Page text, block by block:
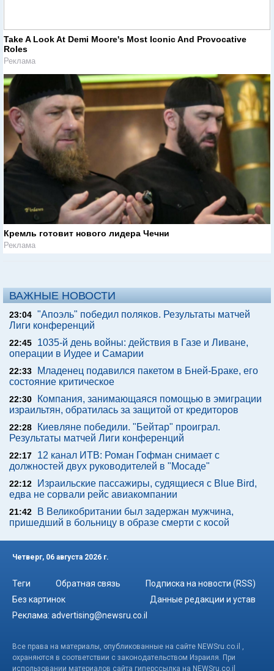
Take A Look At Demi Moore's Most Iconic And Provocative
Roles
Реклама
Кремль готовит нового лидера Чечни
Реклама
ВАЖНЫЕ НОВОСТИ
23:04 "Апоэль" победил поляков. Результаты матчей
Лиги конференций
22:45
1035-й день войны: действия в Газе и Ливане,
операции в Иудее и Самарии
22:33
Младенец подавился пакетом в Бней-Браке, его
состояние критическое
22:30
Компания, занимающаяся помощью в эмиграции
израильтян, обратилась за защитой от кредиторов
22:28
Киевляне победили. "Бейтар" проиграл.
Результаты матчей Лиги конференций
22:17
12 канал ИТВ: Роман Гофман снимает с
должностей двух руководителей в "Мосаде"
22:12
Израильские пассажиры, судящиеся с Blue Bird,
едва не сорвали рейс авиакомпании
21:42
В Великобритании был задержан мужчина,
пришедший в больницу в образе смерти с косой
Четверг, 06 августа 2026 г.
Теги Обратная связь
Подписка на новости (RSS)
Без картинок
Данные редакции и устав
Реклама: advertising@newsru.co.il
Все права на материалы, опубликованные на сайте NEWSru.co.il ,
охраняются в соответствии с законодательством Израиля. При
использовании материалов сайта гиперссылка на NEWSru.co.il